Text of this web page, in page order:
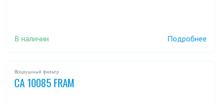
В наличии Подробнее
Воздушный фильтр
CA 10085 FRAM